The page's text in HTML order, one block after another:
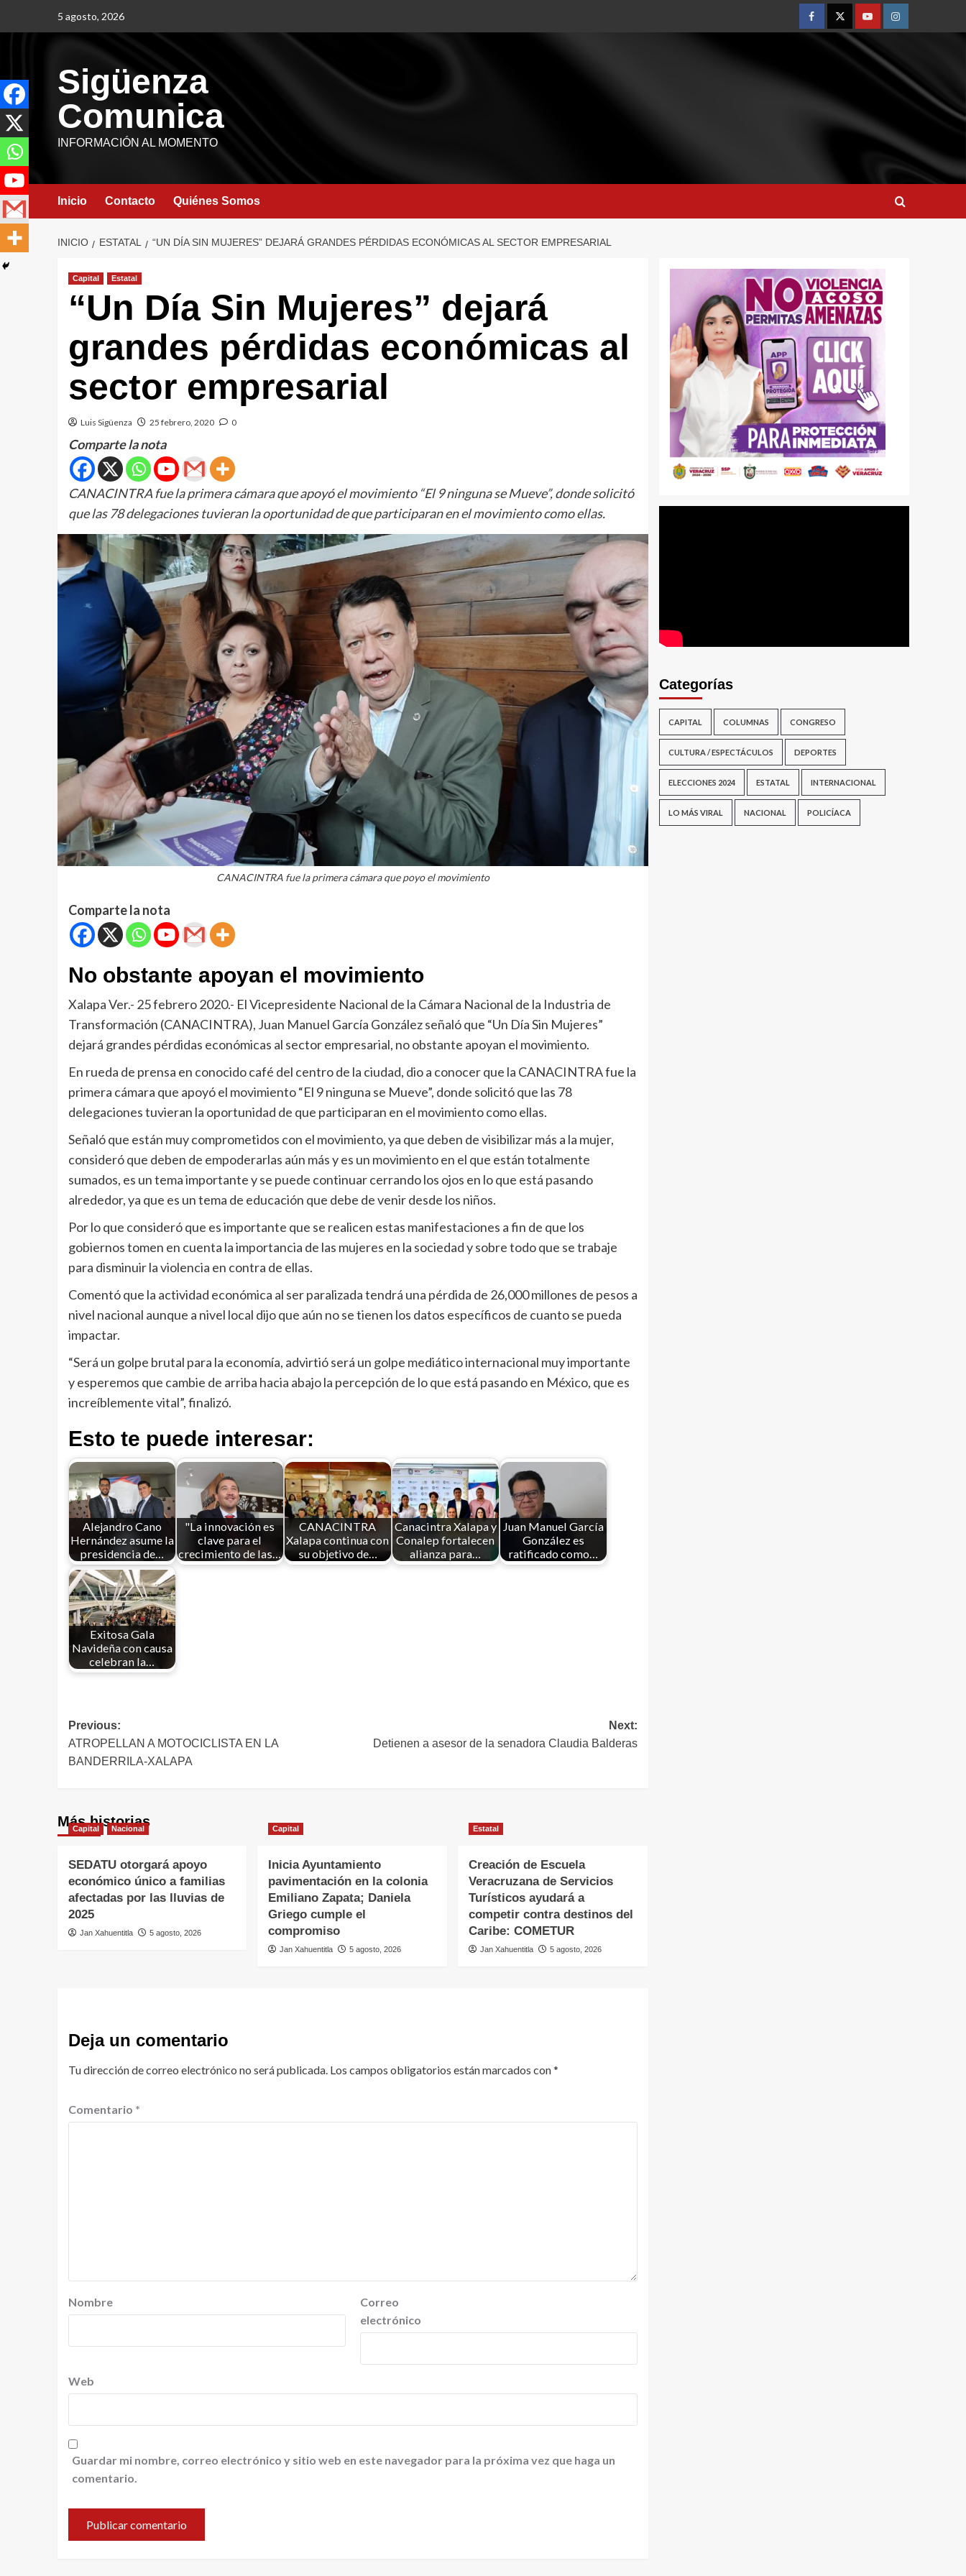
5 agosto, 2026
Sigüenza
Comunica
INFORMACIÓN AL MOMENTO
Inicio Contacto Quiénes Somos
INICIO ESTATAL “UN DÍA SIN MUJERES” DEJARÁ GRANDES PÉRDIDAS ECONÓMICAS AL SECTOR EMPRESARIAL
Capital Estatal
“Un Día Sin Mujeres” dejará
grandes pérdidas económicas al
sector empresarial
Luis Sigüenza 25 febrero, 2020 0
Comparte la nota
CANACINTRA fue la primera cámara que apoyó el movimiento “El 9 ninguna se Mueve”, donde solicitó
que las 78 delegaciones tuvieran la oportunidad de que participaran en el movimiento como ellas.
CANACINTRA fue la primera cámara que poyo el movimiento
Comparte la nota
No obstante apoyan el movimiento
Xalapa Ver.- 25 febrero 2020.- El Vicepresidente Nacional de la Cámara Nacional de la Industria de
Transformación (CANACINTRA), Juan Manuel García González señaló que “Un Día Sin Mujeres”
dejará grandes pérdidas económicas al sector empresarial, no obstante apoyan el movimiento.
En rueda de prensa en conocido café del centro de la ciudad, dio a conocer que la CANACINTRA fue la
primera cámara que apoyó el movimiento “El 9 ninguna se Mueve”, donde solicitó que las 78
delegaciones tuvieran la oportunidad de que participaran en el movimiento como ellas.
Señaló que están muy comprometidos con el movimiento, ya que deben de visibilizar más a la mujer,
consideró que deben de empoderarlas aún más y es un movimiento en el que están totalmente
sumados, es un tema importante y se puede continuar cerrando los ojos en lo que está pasando
alrededor, ya que es un tema de educación que debe de venir desde los niños.
Por lo que consideró que es importante que se realicen estas manifestaciones a fin de que los
gobiernos tomen en cuenta la importancia de las mujeres en la sociedad y sobre todo que se trabaje
para disminuir la violencia en contra de ellas.
Comentó que la actividad económica al ser paralizada tendrá una pérdida de 26,000 millones de pesos a
nivel nacional aunque a nivel local dijo que aún no se tienen los datos específicos de cuanto se pueda
impactar.
“Será un golpe brutal para la economía, advirtió será un golpe mediático internacional muy importante
y esperemos que cambie de arriba hacia abajo la percepción de lo que está pasando en México, que es
increíblemente vital”, finalizó.
Esto te puede interesar:
Alejandro Cano
Hernández asume la
presidencia de…
"La innovación es
clave para el
crecimiento de las…
CANACINTRA
Xalapa continua con
su objetivo de…
Canacintra Xalapa y
Conalep fortalecen
alianza para…
Juan Manuel García
González es
ratificado como…
Exitosa Gala
Navideña con causa
celebran la…
Previous:
ATROPELLAN A MOTOCICLISTA EN LA
BANDERRILA-XALAPA
Next:
Detienen a asesor de la senadora Claudia Balderas
Más historias
Capital Nacional
SEDATU otorgará apoyo
económico único a familias
afectadas por las lluvias de
2025
Jan Xahuentitla 5 agosto, 2026
Capital
Inicia Ayuntamiento
pavimentación en la colonia
Emiliano Zapata; Daniela
Griego cumple el
compromiso
Jan Xahuentitla 5 agosto, 2026
Estatal
Creación de Escuela
Veracruzana de Servicios
Turísticos ayudará a
competir contra destinos del
Caribe: COMETUR
Jan Xahuentitla 5 agosto, 2026
Deja un comentario
Tu dirección de correo electrónico no será publicada. Los campos obligatorios están marcados con*
Comentario *
Nombre
Correo
electrónico
Web
Guardar mi nombre, correo electrónico y sitio web en este navegador para la próxima vez que haga un
comentario.
Categorías
CAPITAL COLUMNAS CONGRESO
CULTURA / ESPECTÁCULOS DEPORTES
ELECCIONES 2024 ESTATAL INTERNACIONAL
LO MÁS VIRAL NACIONAL POLICÍACA